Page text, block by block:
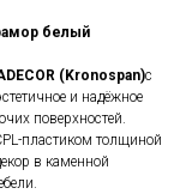
белый
(Kronospan)с
и надёжное
поверхностей.
пластиком толщиной
в каменной